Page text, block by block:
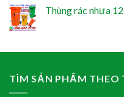
Thùng rác nhựa
TÌM SẢN PHẨM THEO